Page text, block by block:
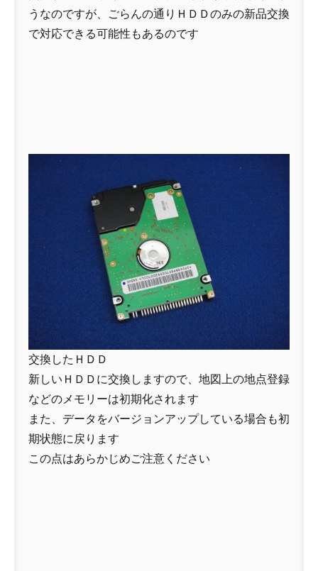
うなのですが、ごらんの通りＨＤＤのみの新品交換
で対応できる可能性もあるのです
交換したＨＤＤ
新しいＨＤＤに交換しますので、地図上の地点登録
などのメモリーは初期化されます
また、データをバージョンアップしている場合も初
期状態に戻ります
この点はあらかじめご注意ください